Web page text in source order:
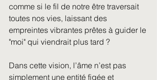
comme si le fil de notre être traversait
toutes nos vies, laissant des
empreintes vibrantes prêtes à guider le
"moi" qui viendrait plus tard ?
Dans cette vision, l’âme n’est pas
simplement une entité figée et